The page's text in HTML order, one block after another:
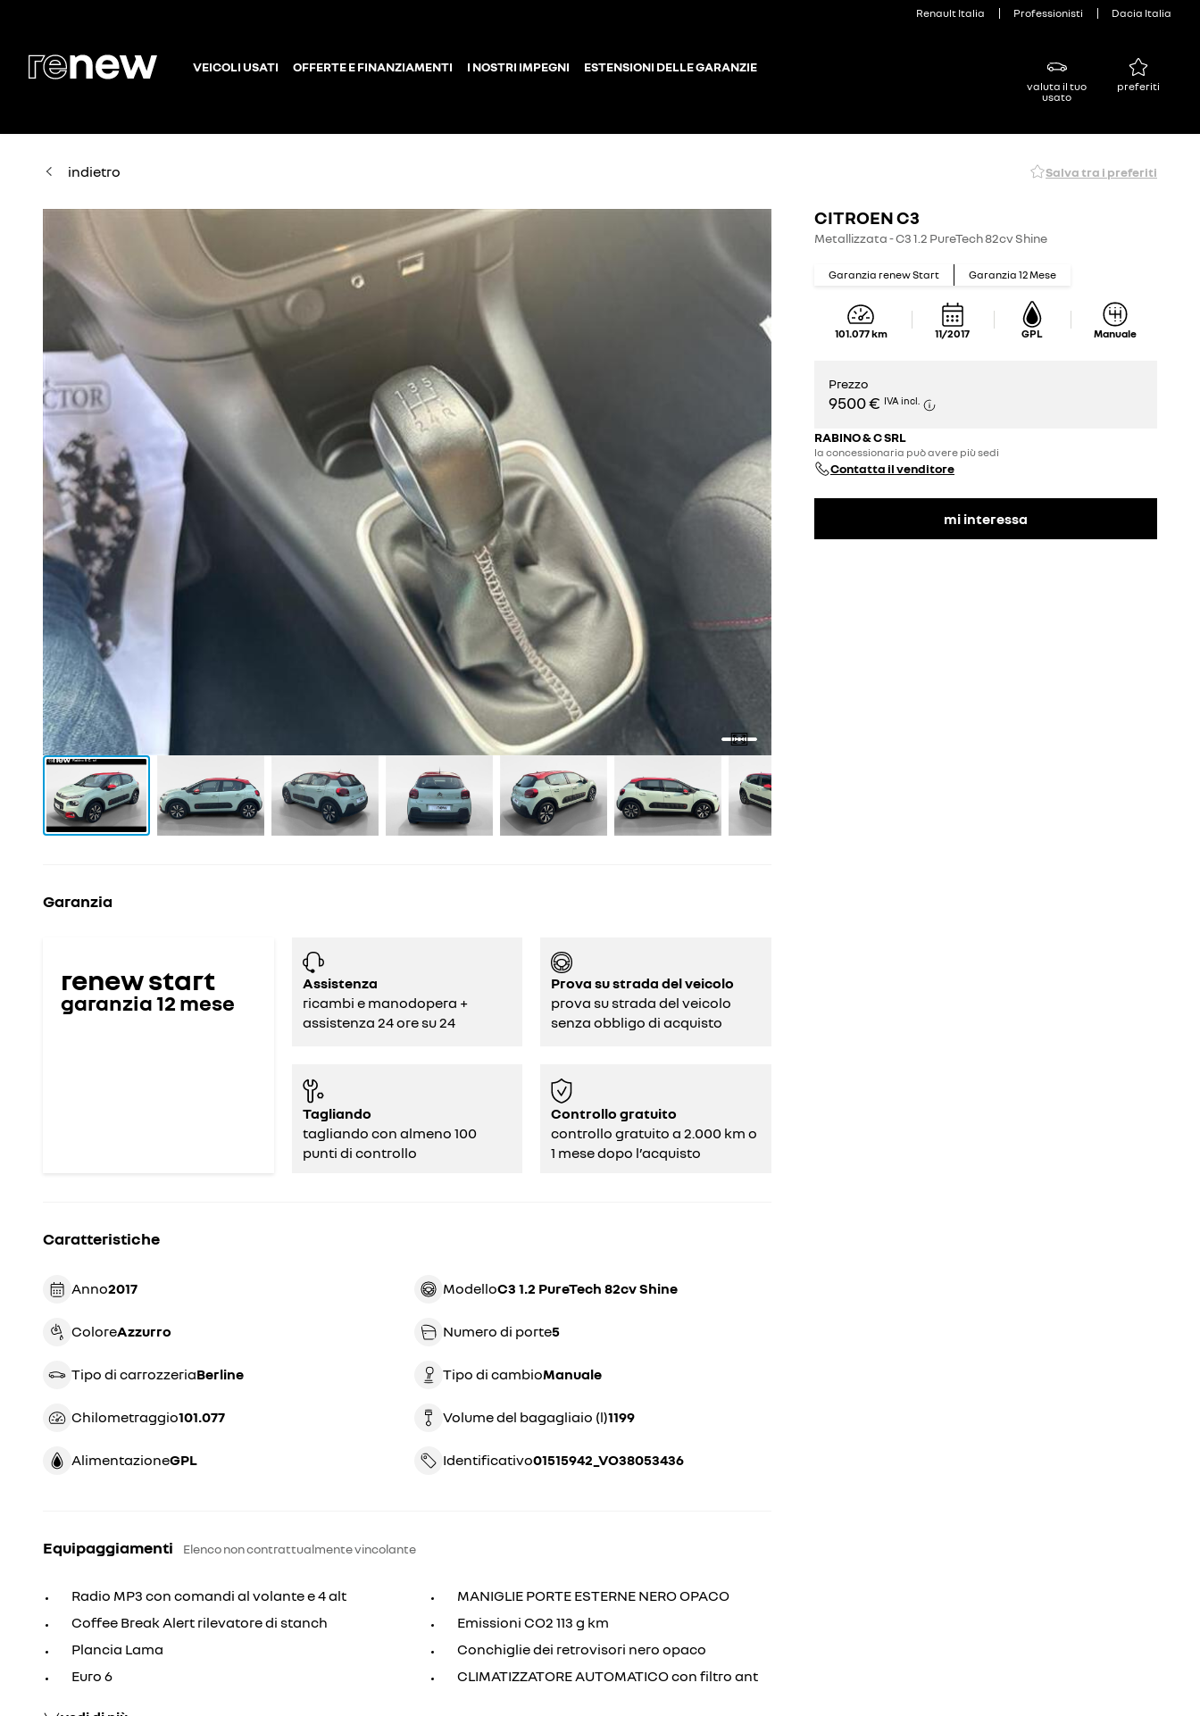
Renault Italia Professionisti Dacia Italia
VEICOLI USATI OFFERTE E FINANZIAMENTI I NOSTRI IMPEGNI ESTENSIONI DELLE GARANZIE
valuta il tuo
usato
preferiti
indietro Salva tra i preferiti
CITROEN C3
Metallizzata - C3 1.2 PureTech 82cv Shine
Garanzia renew Start Garanzia 12Mese
101.077km 11/2017 GPL Manuale
Prezzo
9500 € IVA incl.
RABINO & C SRL
la concessionaria può avere più sedi
Contatta il venditore
mi interessa
Garanzia
renew start
garanzia12 mese
Assistenza
ricambi e manodopera +
assistenza 24 ore su 24
Prova su strada del veicolo
prova su strada del veicolo
senza obbligo di acquisto
Tagliando
tagliando con almeno 100
punti di controllo
Controllo gratuito
controllo gratuito a 2.000 km o
1 mese dopo l’acquisto
Caratteristiche
Anno 2017
Colore azzurro
Tipo di carrozzeria berline
Chilometraggio 101.077
Alimentazione GPL
Modello C3 1.2 PureTech 82cv Shine
Numero di porte5
Tipo di cambio manuale
Volume del bagagliaio (l) 1199
Identificativo 01515942_VO38053436
Equipaggiamenti Elenco non contrattualmente vincolante
Radio MP3 con comandi al volante e 4 alt
Coffee Break Alert rilevatore di stanch
Plancia Lama
Euro 6
MANIGLIE PORTE ESTERNE NERO OPACO
Emissioni CO2 113 g km
Conchiglie dei retrovisori nero opaco
CLIMATIZZATORE AUTOMATICO con filtro ant